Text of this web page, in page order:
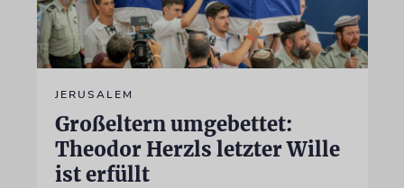
JERUSALEM
Großeltern umgebettet:
Theodor Herzls letzter Wille
ist erfüllt